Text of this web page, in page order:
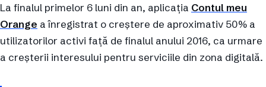
La finalul primelor 6 luni din an, aplicația Contul meu
Orange a înregistrat o creștere de aproximativ 50% a
utilizatorilor activi față de finalul anului 2016, ca urmare
a creșterii interesului pentru serviciile din zona digitală.